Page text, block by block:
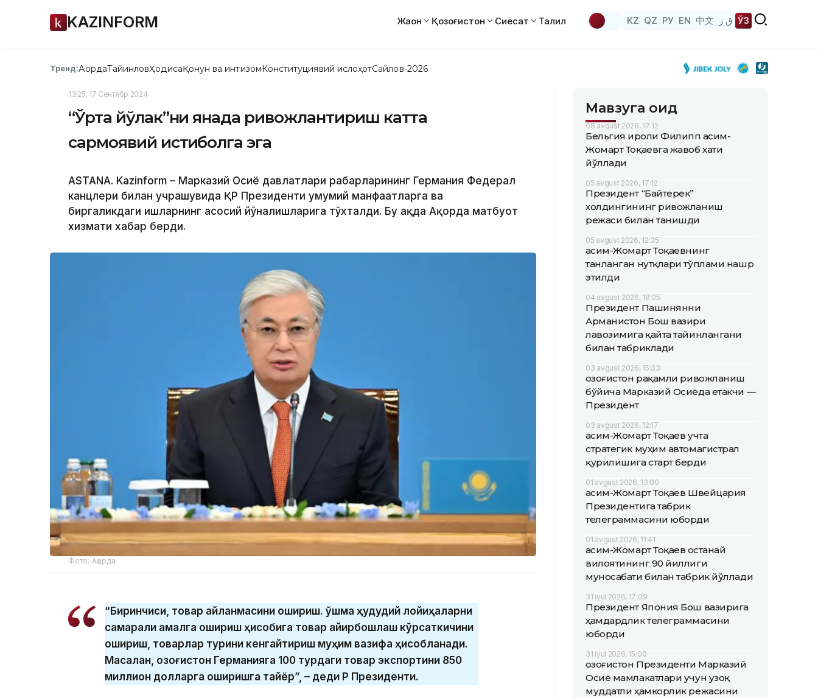
KAZINFORM Жаҳон Қозоғистон Сиёсат Таҳлил KZ QZ РУ EN 中文 ق ز ЎЗ
Тренд:АқордаТайинловҲодисаҚонун ва интизомКонституциявий ислоҳотСайлов-2026
13:25, 17 Сентябр 2024
“Ўрта йўлак”ни янада ривожлантириш катта
сармоявий истиқболга эга
ASTANA. Kazinform – Марказий Осиё давлатлари раҳбарларининг Германия Федерал
канцлери билан учрашувида ҚР Президенти умумий манфаатларга ва
биргаликдаги ишларнинг асосий йўналишларига тўхталди. Бу ҳақда Ақорда матбуот
хизмати хабар берди.
Фото: Ақорда
“Биринчиси, товар айланмасини ошириш. Қўшма ҳудудий лойиҳаларни
самарали амалга ошириш ҳисобига товар айирбошлаш кўрсаткичини
ошириш, товарлар турини кенгайтириш муҳим вазифа ҳисобланади.
Масалан, Қозоғистон Германияга 100 турдаги товар экспортини 850
миллион долларга оширишга тайёр”, – деди ҚР Президенти.
Мавзуга оид
08 avgust 2026, 17:12
Бельгия Қироли Филипп Қасим-
Жомарт Тоқаевга жавоб хати
йўллади
05 avgust 2026, 17:12
Президент “Байтерек”
холдингининг ривожланиш
режаси билан танишди
05 avgust 2026, 12:35
Қасим-Жомарт Тоқаевнинг
танланган нутқлари тўплами нашр
этилди
04 avgust 2026, 18:05
Президент Пашинянни
Арманистон Бош вазири
лавозимига қайта тайинлангани
билан табриклади
03 avgust 2026, 15:33
Қозоғистон рақамли ривожланиш
бўйича Марказий Осиёда етакчи —
Президент
03 avgust 2026, 12:17
Қасим-Жомарт Тоқаев учта
стратегик муҳим автомагистрал
қурилишига старт берди
01 avgust 2026, 13:00
Қасим-Жомарт Тоқаев Швейцария
Президентига табрик
телеграммасини юборди
01 avgust 2026, 11:41
Қасим-Жомарт Тоқаев Қостанай
вилоятининг 90 йиллиги
муносабати билан табрик йўллади
31 iyul 2026, 17:09
Президент Япония Бош вазирига
ҳамдардлик телеграммасини
юборди
31 iyul 2026, 15:00
Қозоғистон Президенти Марказий
Осиё мамлакатлари учун узоқ
муддатли ҳамкорлик режасини